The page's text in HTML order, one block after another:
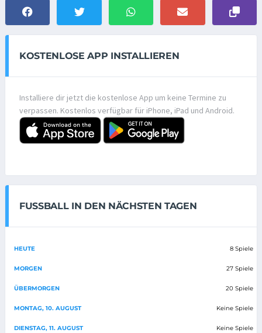
KOSTENLOSE APP INSTALLIEREN
Installiere dir jetzt die kostenlose App um keine Termine zu
verpassen. Kostenlos verfügbar für iPhone, iPad und Android.
FUSSBALL IN DEN NÄCHSTEN TAGEN
HEUTE 8 Spiele
MORGEN 27 Spiele
ÜBERMORGEN 20 Spiele
MONTAG, 10. AUGUST Keine Spiele
DIENSTAG, 11. AUGUST Keine Spiele